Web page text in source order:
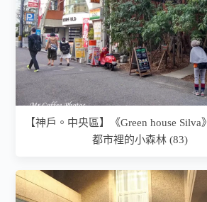
【神戶。中央區】《Green house Silva
都市裡的小森林 (83)